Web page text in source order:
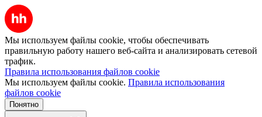
Мы используем файлы cookie, чтобы обеспечивать
правильную работу нашего веб-сайта и анализировать сетевой
трафик.
Правила использования файлов cookie
Мы используем файлы cookie. Правила использования
файлов cookie
Понятно